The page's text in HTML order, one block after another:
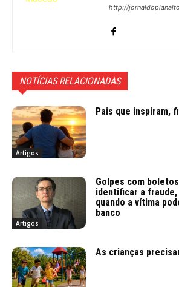
http://
NOTÍCIAS RELACIONADAS
Artigos
Pais que inspiram,
Artigos
Golpes com
identificar a
quando a vítima
banco
As crianças